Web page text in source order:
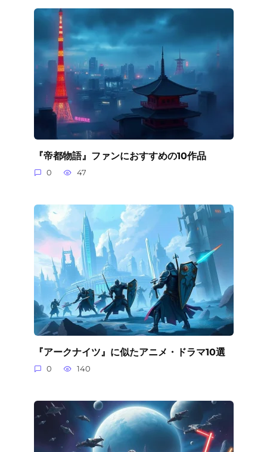
『帝都物語』ファンにおすすめの10作品
0 47
『アークナイツ』に似たアニメ・ドラマ10選
0 140